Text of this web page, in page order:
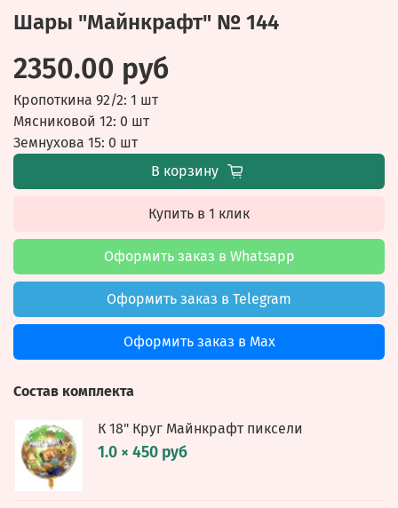
Шары "Майнкрафт" № 144
2350.00 руб
Кропоткина 92/2: 1 шт
Мясниковой 12: 0 шт
Земнухова 15: 0 шт
В корзину
Купить в 1 клик
Оформить заказ в Whatsapp
Оформить заказ в Telegram
Оформить заказ в Max
Состав комплекта
К 18" Круг Майнкрафт пиксели
1.0 × 450 руб